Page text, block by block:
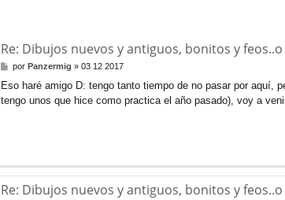
Re: Dibujos nuevos y antiguos, bonitos y
M
n
s
porPanzermig »03 12 2017
Eso haré amigo D: tengo tanto tiempo de no pasar por aquí,
tengo unos que hice como practica el año pasado), voy a
Re: Dibujos nuevos y antiguos, bonitos y